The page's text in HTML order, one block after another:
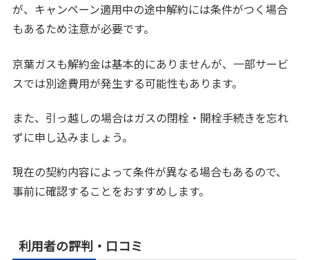
が、キャンペーン適用中の途中解約には条件がつく場合
もあるため注意が必要です。
京葉ガスも解約金は基本的にありませんが、一部サービ
スでは別途費用が発生する可能性もあります。
また、引っ越しの場合はガスの閉栓・開栓手続きを忘れ
ずに申し込みましょう。
現在の契約内容によって条件が異なる場合もあるので、
事前に確認することをおすすめします。
利用者の評判・口コミ